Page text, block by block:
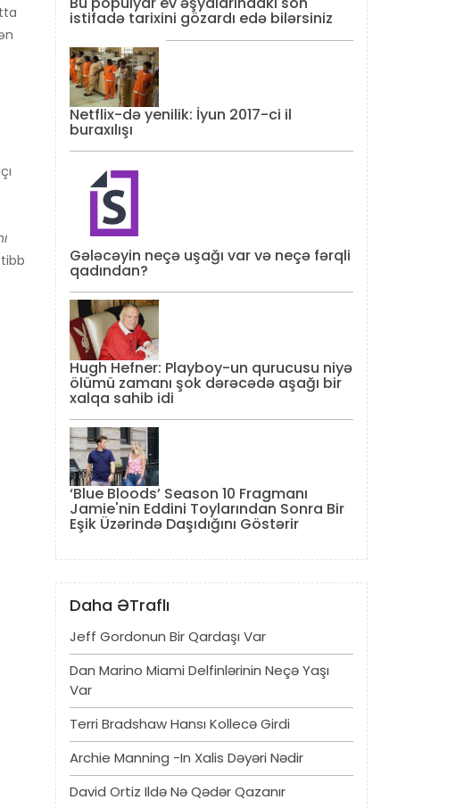
istifadə tarixini gözardı edə bilərsiniz
Netflix-də yenilik: İyun 2017-ci il
buraxılışı
Gələcəyin neçə uşağı var və neçə fərqli
qadından?
Hugh Hefner: Playboy-un qurucusu niyə
ölümü zamanı şok dərəcədə aşağı bir
xalqa sahib idi
‘Blue Bloods’ Season 10 Fragmanı
Jamie'nin Eddini Toylarından Sonra Bir
Eşik Üzərində Daşıdığını Göstərir
Daha ƏTraflı
Jeff Gordonun Bir Qardaşı Var
Dan Marino Miami Delfinlərinin Neçə Yaşı
Var
Terri Bradshaw Hansı Kollecə Girdi
Archie Manning -in Xalis Dəyəri Nədir
David Ortiz Ildə Nə Qədər Qazanır